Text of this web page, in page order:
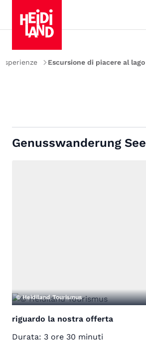
Esperienze Escursione di piacere al lago
Genusswanderung See
riguardo la nostra offerta
Durata: 3 ore 30 minuti
© Heidiland Tourismus